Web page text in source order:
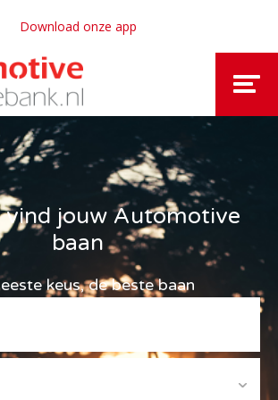
Download onze app
vind jouw Automotive
baan
keus, de beste baan